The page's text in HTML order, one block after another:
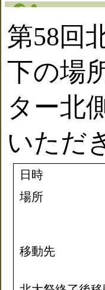
第58回
下の場
ター北
いただ
日時
場所
移動先